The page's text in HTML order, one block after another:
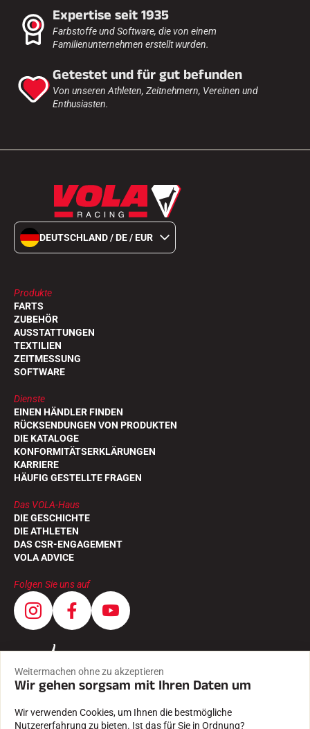
Expertise seit 1935
Farbstoffe und Software, die von einem
Familienunternehmen erstellt wurden.
Getestet und für gut befunden
Von unseren Athleten, Zeitnehmern, Vereinen und
Enthusiasten.
DEUTSCHLAND / DE / EUR
Produkte
FARTS
ZUBEHÖR
AUSSTATTUNGEN
TEXTILIEN
ZEITMESSUNG
SOFTWARE
Dienste
EINEN HÄNDLER FINDEN
RÜCKSENDUNGEN VON PRODUKTEN
DIE KATALOGE
KONFORMITÄTSERKLÄRUNGEN
KARRIERE
HÄUFIG GESTELLTE FRAGEN
Das VOLA-Haus
DIE GESCHICHTE
DIE ATHLETEN
DAS CSR-ENGAGEMENT
VOLA ADVICE
Folgen Sie uns auf
Weitermachen ohne zu akzeptieren
Wir gehen sorgsam mit Ihren Daten um
Wir verwenden Cookies, um Ihnen die bestmögliche
Nutzererfahrung zu bieten. Ist das für Sie in Ordnung?